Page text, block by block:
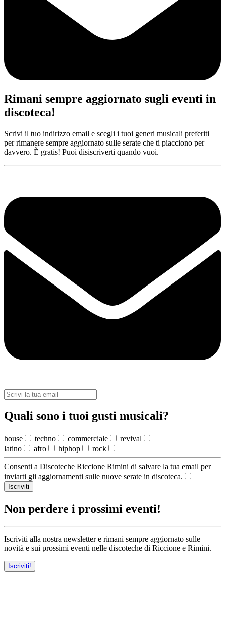
Rimani sempre aggiornato sugli eventi in
discoteca!
Scrivi il tuo indirizzo email e scegli i tuoi generi musicali preferiti
per rimanere sempre aggiornato sulle serate che ti piacciono per
davvero. È gratis! Puoi disiscriverti quando vuoi.
Quali sono i tuoi gusti musicali?
house techno commerciale
revival
latino
afro hiphop rock
Consenti a Discoteche Riccione Rimini di salvare la tua email per
inviarti gli aggiornamenti sulle nuove serate in discoteca.
Iscriviti
Non perdere i prossimi eventi!
Iscriviti alla nostra newsletter e rimani sempre aggiornato sulle
novità e sui prossimi eventi nelle discoteche di Riccione e Rimini.
Iscriviti!